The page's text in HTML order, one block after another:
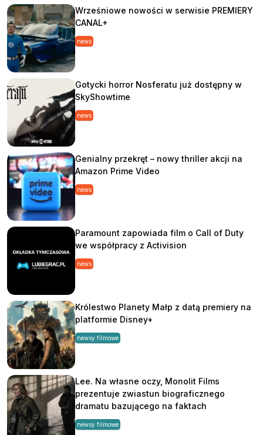
Wrześniowe nowości w serwisie PREMIERY
CANAL+
news
Gotycki horror Nosferatu już dostępny w
SkyShowtime
news
Genialny przekręt – nowy thriller akcji na
Amazon Prime Video
news
Paramount zapowiada film o Call of Duty
we współpracy z Activision
news
Królestwo Planety Małp z datą premiery na
platformie Disney+
newsy filmowe
Lee. Na własne oczy, Monolit Films
prezentuje zwiastun biograficznego
dramatu bazującego na faktach
newsy filmowe